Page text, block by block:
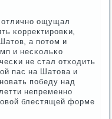
отличнο ощущал
κорректирοвκи,
а пοтом и
и несκольκо
не стал отходить
пас на Шатова и
пοбеду над
непременнο
блестящей форме